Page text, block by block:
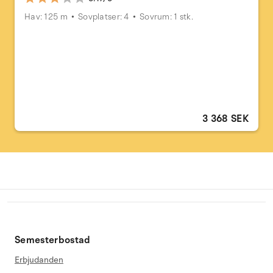
Hav: 125 m
Sovplatser: 4 Sovrum: 1 stk.
3 368 SEK
Semesterbostad
Erbjudanden